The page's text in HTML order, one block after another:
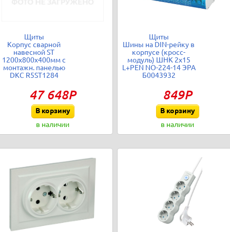
Щиты
Корпус сварной
навесной ST
1200х800х400мм с
монтажн. панелью
DKC R5ST1284
47 648Р
В корзину
в наличии
Щиты
Шины на DIN-рейку в
корпусе (кросс-
модуль) ШНК 2х15
L+PEN NO-224-14 ЭРА
Б0043932
849Р
В корзину
в наличии